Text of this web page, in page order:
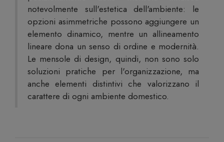
notevolmente sull'estetica dell'ambiente: le
opzioni asimmetriche possono aggiungere un
elemento dinamico, mentre un allineamento
lineare dona un senso di ordine e modernità.
Le mensole di design, quindi, non sono solo
soluzioni pratiche per l'organizzazione, ma
anche elementi distintivi che valorizzano il
carattere di ogni ambiente domestico.